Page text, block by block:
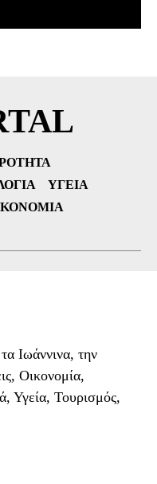
ΥΓΕΊΑ
Ιωάννινα, την
Οικονομία,
Υγεία, Τουρισμός,